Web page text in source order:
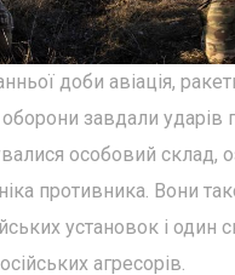
доби авіація,
завдали ударів
особовий склад,
противника. Вони
установок і один
агресорів.